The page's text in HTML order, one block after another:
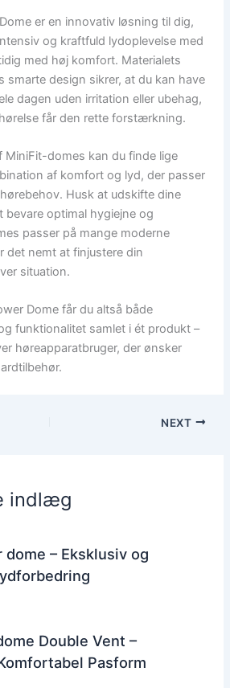
er en innovativ løsning til dig,
og kraftfuld lydoplevelse med
med høj komfort. Materialets
smarte design sikrer, at du kan have
dagen uden irritation eller ubehag,
får den rette forstærkning.
MiniFit-domes kan du finde lige
af komfort og lyd, der passer
Husk at udskifte dine
optimal hygiejne og
passer på mange moderne
det nemt at finjustere din
situation.
Dome får du altså både
funktionalitet samlet i ét produkt –
høreapparatbruger, der ønsker
NEXT
indlæg
– Eksklusiv og
Double Vent –
Pasform